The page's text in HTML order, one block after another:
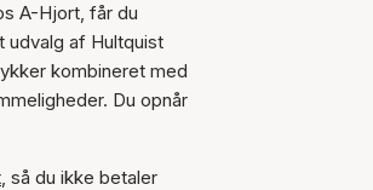
A-Hjort, får du
udvalg af Hultquist
kombineret med
Du opnår
, så du ikke betaler